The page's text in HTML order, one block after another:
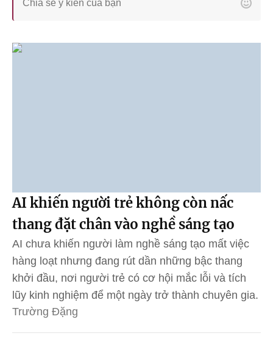
AI khiến người trẻ không còn nấc
thang đặt chân vào nghề sáng tạo
AI chưa khiến người làm nghề sáng tạo mất việc
hàng loạt nhưng đang rút dần những bậc thang
khởi đầu, nơi người trẻ có cơ hội mắc lỗi và tích
lũy kinh nghiệm để một ngày trở thành chuyên gia.
Trường Đặng